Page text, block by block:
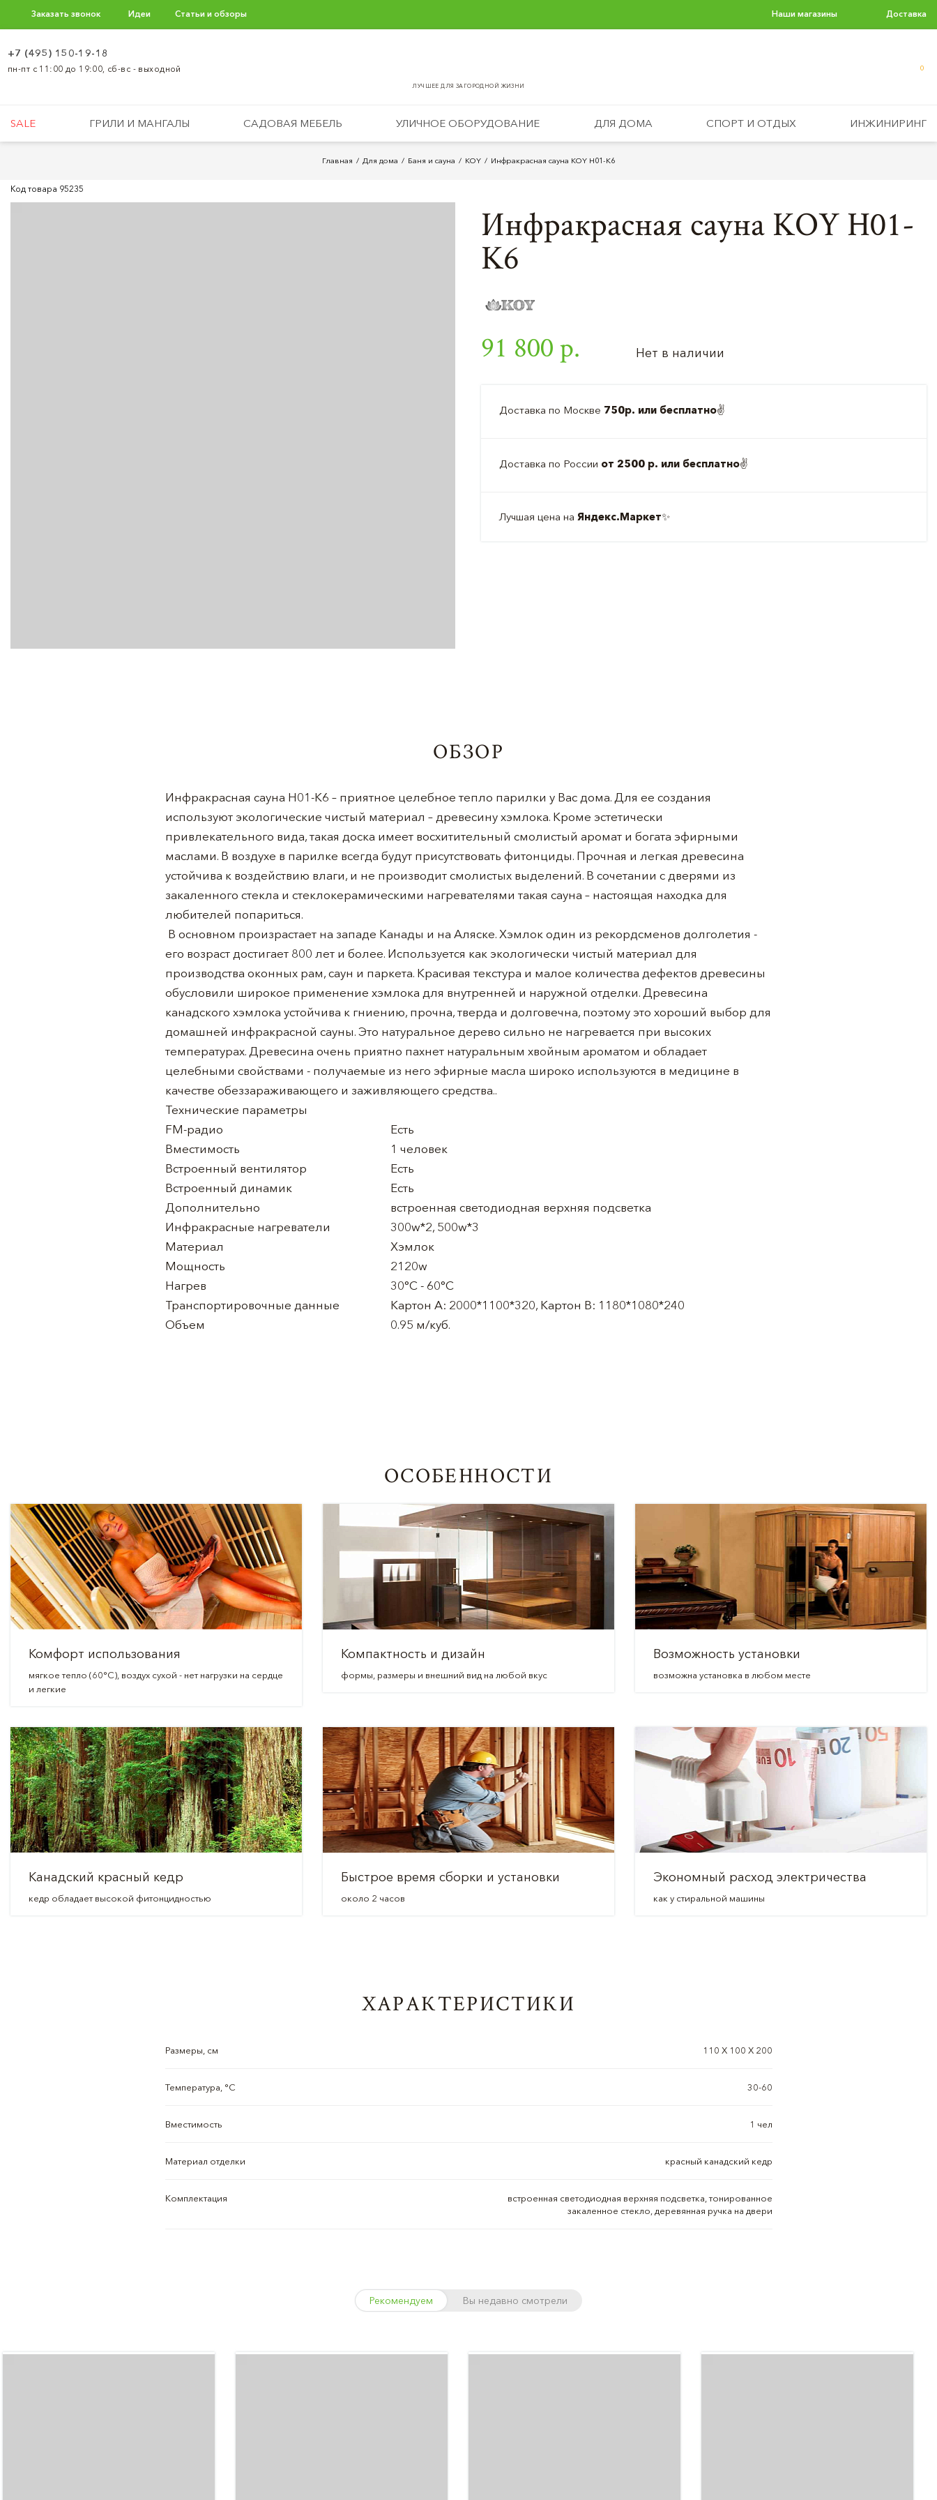
Заказать звонок Идеи Статьи и обзоры Наши магазины Доставка
ЛУЧШЕЕ ДЛЯ ЗАГОРОДНОЙ ЖИЗНИ
+7 (495) 150-19-18
пн-пт с 11:00 до 19:00, сб-вс - выходной 0
SALE ГРИЛИ И МАНГАЛЫ САДОВАЯ МЕБЕЛЬ УЛИЧНОЕ ОБОРУДОВАНИЕ ДЛЯ ДОМА СПОРТ И ОТДЫХ ИНЖИНИРИНГ
Главная Для дома Баня и сауна KOY Инфракрасная сауна KOY H01-K6
Код товара 95235
Инфракрасная сауна KOY H01-
K6
91 800 р. Нет в наличии
Доставка по Москве 750р. или бесплатно✌️
Доставка по России от 2500 р. или бесплатно✌️
Лучшая цена на Яндекс.Маркет✨
ОБЗОР
Инфракрасная сауна H01-K6 – приятное целебное тепло парилки у Вас дома. Для ее создания
используют экологические чистый материал – древесину хэмлока. Кроме эстетически
привлекательного вида, такая доска имеет восхитительный смолистый аромат и богата эфирными
маслами. В воздухе в парилке всегда будут присутствовать фитонциды. Прочная и легкая древесина
устойчива к воздействию влаги, и не производит смолистых выделений. В сочетании с дверями из
закаленного стекла и стеклокерамическими нагревателями такая сауна – настоящая находка для
любителей попариться.
В основном произрастает на западе Канады и на Аляске. Хэмлок один из рекордсменов долголетия -
его возраст достигает 800 лет и более. Используется как экологически чистый материал для
производства оконных рам, саун и паркета. Красивая текстура и малое количества дефектов древесины
обусловили широкое применение хэмлока для внутренней и наружной отделки. Древесина
канадского хэмлока устойчива к гниению, прочна, тверда и долговечна, поэтому это хороший выбор для
домашней инфракрасной сауны. Это натуральное дерево сильно не нагревается при высоких
температурах. Древесина очень приятно пахнет натуральным хвойным ароматом и обладает
целебными свойствами - получаемые из него эфирные масла широко используются в медицине в
качестве обеззараживающего и заживляющего средства..
Технические параметры
FM-радио
Есть
Вместимость
1 человек
Встроенный вентилятор
Есть
Встроенный динамик
Есть
Дополнительно
встроенная светодиодная верхняя подсветка
Инфракрасные нагреватели
300w*2, 500w*3
Материал
Хэмлок
Мощность
2120w
Нагрев
30°C - 60°C
Транспортировочные данные
Картон A: 2000*1100*320, Картон B: 1180*1080*240
Объем
0.95 м/куб.
ОСОБЕННОСТИ
Комфорт использования
мягкое тепло (60°C), воздух сухой - нет нагрузки на сердце
и легкие
Компактность и дизайн
формы, размеры и внешний вид на любой вкус
Возможность установки
возможна установка в любом месте
Канадский красный кедр
кедр обладает высокой фитонцидностью
Быстрое время сборки и установки
около 2 часов
Экономный расход электричества
как у стиральной машины
ХАРАКТЕРИСТИКИ
Размеры, см 110 Х 100 Х 200
Температура, °C 30-60
Вместимость 1 чел
Материал отделки красный канадский кедр
Комплектация
встроенная светодиодная верхняя подсветка, тонированное
закаленное стекло, деревянная ручка на двери
Рекомендуем Вы недавно смотрели